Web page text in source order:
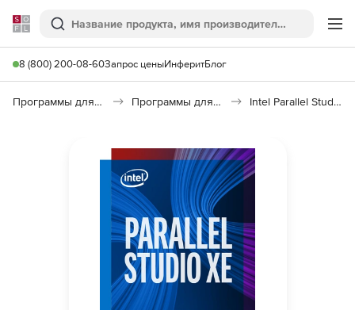
Softline
Поиск
8 (800) 200-08-60Запрос ценыИнферитБлог
Программы для программирования Программы для разработки ПО Intel Parallel Studio XE Composer Edition for C++ and Fortran